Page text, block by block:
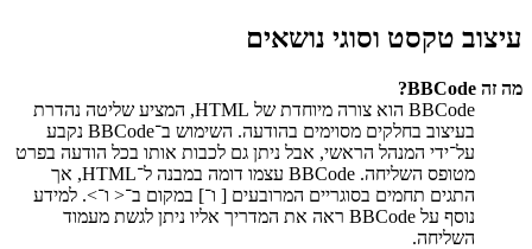
עיצוב טקסט וסוגי נושאים
מה זה BBCode?
BBCode הוא צורה מיוחדת של HTML, המציע שליטה נהדרת
בעיצוב בחלקים מסוימים בהודעה. השימוש ב־BBCode נקבע
על־ידי המנהל הראשי, אבל ניתן גם לכבות אותו בכל הודעה בפרט
מטופס השליחה. BBCode עצמו דומה במבנה ל־HTML, אך
התגים תחמים בסוגריים המרובעים [ ו־] במקום ב־< ו־>. למידע
נוסף על BBCode ראה את המדריך אליו ניתן לגשת מעמוד
השליחה.